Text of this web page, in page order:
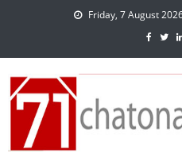
Friday, 7 August